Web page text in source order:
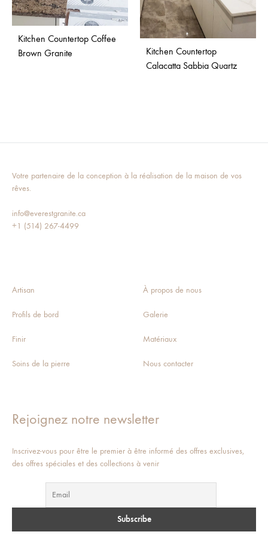
Kitchen Countertop Coffee
Brown Granite
Kitchen Countertop
Calacatta Sabbia Quartz
Votre partenaire de la conception à la réalisation de la maison de vos
rêves.
info@everestgranite.ca
+1 (514) 267-4499
Artisan
Profils de bord
Finir
Soins de la pierre
À propos de nous
Galerie
Matériaux
Nous contacter
Rejoignez notre newsletter
Inscrivez-vous pour être le premier à être informé des offres exclusives,
des offres spéciales et des collections à venir